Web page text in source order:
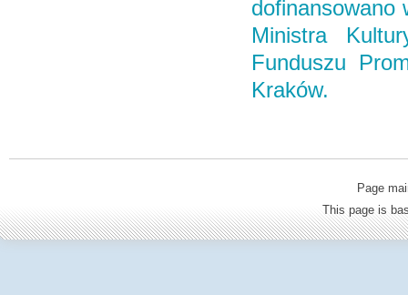
dofinansowano
Ministra
Funduszu
Kraków.
Page
This page is